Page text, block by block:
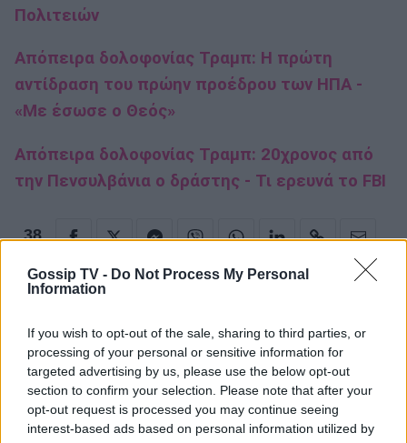
Gossip TV - Do Not Process My Personal
Information
If you wish to opt-out of the sale, sharing to third parties, or
processing of your personal or sensitive information for
targeted advertising by us, please use the below opt-out
section to confirm your selection. Please note that after your
opt-out request is processed you may continue seeing
interest-based ads based on personal information utilized by
Πολιτειών
Απόπειρα δολοφονίας Τραμπ: Η πρώτη
αντίδραση του πρώην προέδρου των ΗΠΑ -
«Με έσωσε ο Θεός»
Απόπειρα δολοφονίας Τραμπ: 20χρονος από
την Πενσυλβάνια ο δράστης - Τι ερευνά το FBI
38
ΡΟΗ ΕΙΔΗΣΕΩΝ